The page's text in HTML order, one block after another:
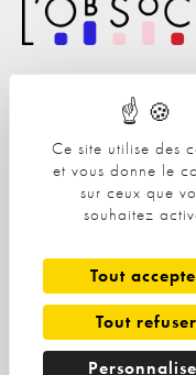
Ce site utilise des
et vous donne le
sur ceux que
souhaitez
Tout
Tout refuser
Nos Solutions
A propos
L'équipe
Nos clients
Politique de cookies